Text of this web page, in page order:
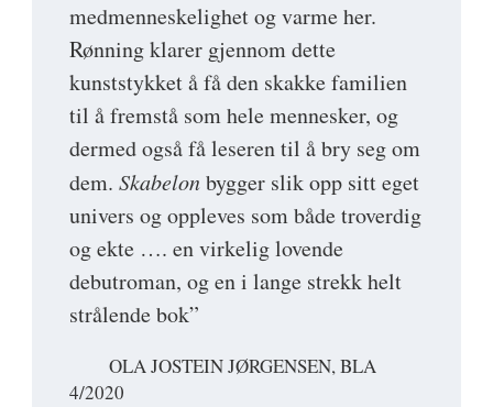
medmenneskelighet og varme her.
Rønning klarer gjennom dette
kunststykket å få den skakke familien
til å fremstå som hele mennesker, og
dermed også få leseren til å bry seg om
dem. Skabelonbygger slik opp sitt eget
univers og oppleves som både troverdig
og ekte …. en virkelig lovende
debutroman, og en i lange strekk helt
strålende bok”
OLA JOSTEIN JØRGENSEN, BLA
4/2020